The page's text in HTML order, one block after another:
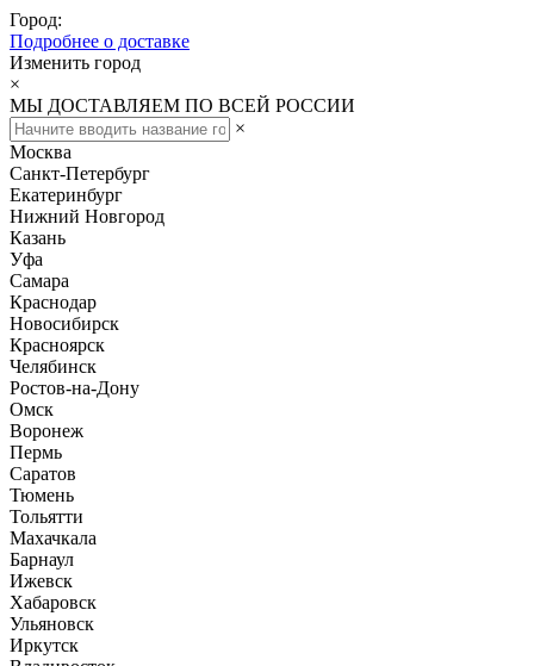
Город:
Подробнее о доставке
Изменить город
×
МЫ ДОСТАВЛЯЕМ ПО ВСЕЙ РОССИИ
×
Москва
Санкт-Петербург
Екатеринбург
Нижний Новгород
Казань
Уфа
Самара
Краснодар
Новосибирск
Красноярск
Челябинск
Ростов-на-Дону
Омск
Воронеж
Пермь
Саратов
Тюмень
Тольятти
Махачкала
Барнаул
Ижевск
Хабаровск
Ульяновск
Иркутск